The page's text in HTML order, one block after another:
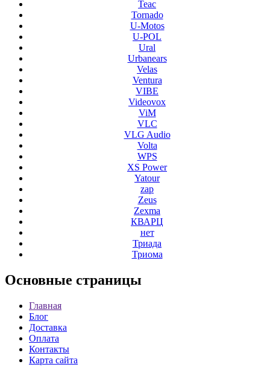
Teac
Tornado
U-Motos
U-POL
Ural
Urbanears
Velas
Ventura
VIBE
Videovox
ViM
VLC
VLG Audio
Volta
WPS
XS Power
Yatour
zap
Zeus
Zexma
КВАРЦ
нет
Триада
Триома
Основные страницы
Главная
Блог
Доставка
Оплата
Контакты
Карта сайта